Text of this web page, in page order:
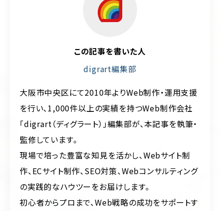
この記事を書いた人
digrart編集部
大阪市中央区にて2010年よりWeb制作・運用支援
を行い、1,000件以上の実績を持つWeb制作会社
「digrart（ディグラート）」編集部が、本記事を執筆・
監修しています。
現場で培った豊富な知見を活かし、Webサイト制
作、ECサイト制作、SEO対策、Webコンサルティング
の実践的なハウツーをお届けします。
初心者からプロまで、Web戦略の成功をサポートす